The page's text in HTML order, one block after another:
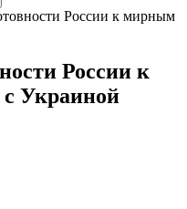
России к мирным
России к
Украиной